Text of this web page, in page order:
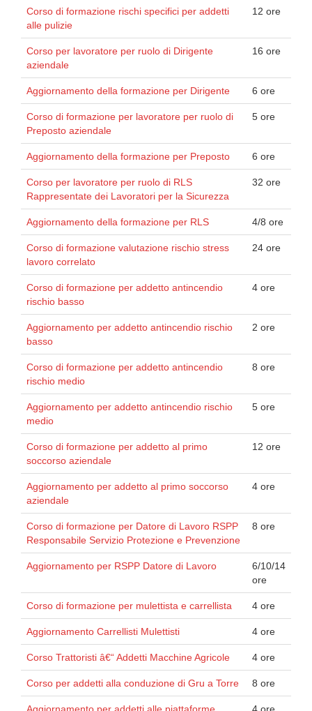
Corso di formazione rischi specifici per addetti
alle pulizie
12 ore
Corso per lavoratore per ruolo di Dirigente
aziendale
16 ore
Aggiornamento della formazione per Dirigente 6 ore
Corso di formazione per lavoratore per ruolo di
Preposto aziendale
5 ore
Aggiornamento della formazione per Preposto 6 ore
Corso per lavoratore per ruolo di RLS
Rappresentate dei Lavoratori per la Sicurezza
32 ore
Aggiornamento della formazione per RLS 4/8 ore
Corso di formazione valutazione rischio stress
lavoro correlato
24 ore
Corso di formazione per addetto antincendio
rischio basso
4 ore
Aggiornamento per addetto antincendio rischio
basso
2 ore
Corso di formazione per addetto antincendio
rischio medio
8 ore
Aggiornamento per addetto antincendio rischio
medio
5 ore
Corso di formazione per addetto al primo
soccorso aziendale
12 ore
Aggiornamento per addetto al primo soccorso
aziendale
4 ore
Corso di formazione per Datore di Lavoro RSPP
Responsabile Servizio Protezione e Prevenzione
8 ore
Aggiornamento per RSPP Datore di Lavoro
6/10/14
ore
Corso di formazione per mulettista e carrellista 4 ore
Aggiornamento Carrellisti Mulettisti 4 ore
Corso Trattoristi â€“ Addetti Macchine Agricole 4 ore
Corso per addetti alla conduzione di Gru a Torre 8 ore